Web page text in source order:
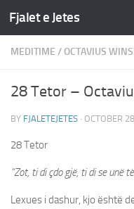
Skip to content
Fjalet e Jetes
MEDITIME /OCTAVIUS
28 Tetor –
BY FJALETEJETES · OCTOBER
28 Tetor
“Zot, ti di çdo gjë, ti di se unë
Lexues i dashur, kjo është